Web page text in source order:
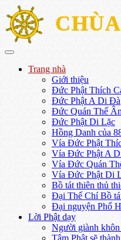
Trang nhà
Giới thiệu
Đức Phật Thích
Đức Phật A Di Đà
Đức Quán Thế
Đức Phật Di Lặc
Hồng Danh của
Vía Đức Phật
Vía Đức Phật A
Vía Đức Quán
Vía Đức Phật Di
Bồ tát thiên thủ
Đại Thế Chí Bồ
Đại nguyện Phổ
Lời Phật dạy
Người giành khôn